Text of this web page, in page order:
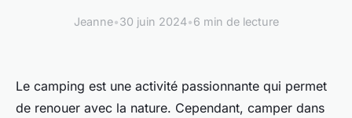
Jeanne•30 juin 2024•6 min de lecture
Le camping est une activité passionnante qui permet
de renouer avec la nature. Cependant, camper dans